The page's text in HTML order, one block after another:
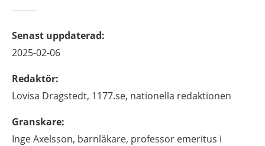
Senast uppdaterad:
2025-02-06
Redaktör:
Lovisa Dragstedt, 1177.se, nationella redaktionen
Granskare:
IngeAxelsson, barnläkare, professor emeritus i